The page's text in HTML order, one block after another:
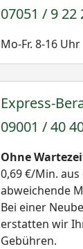
07051 / 9 22
Mo-Fr. 8-16 Uhr
Express-
09001 / 40
Ohne
0,69 €/Min.
abweichende
Bei einer
erstatten wir
Gebühren.